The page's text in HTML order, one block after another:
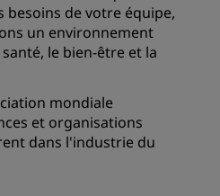
besoins de votre équipe,
un environnement
le bien-être et la
mondiale
et organisations
dans l'industrie du